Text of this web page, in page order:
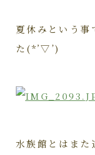
夏休みという事
た(*’▽’)
水族館とはまた